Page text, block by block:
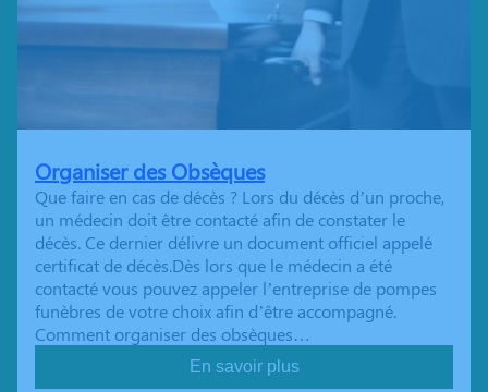
Organiser des Obsèques
Que faire en cas de décès ? Lors du décès d’un proche,
un médecin doit être contacté afin de constater le
décès. Ce dernier délivre un document officiel appelé
certificat de décès.Dès lors que le médecin a été
contacté vous pouvez appeler l’entreprise de pompes
funèbres de votre choix afin d’être accompagné.
Comment organiser des obsèques…
En savoir plus